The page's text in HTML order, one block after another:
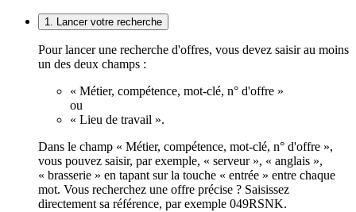
1. Lancer votre recherche
Pour lancer une recherche d'offres, vous devez saisir au moins
un des deux champs :
« Métier, compétence, mot-clé, n° d'offre »
ou
« Lieu de travail ».
Dans le champ « Métier, compétence, mot-clé, n° d'offre »,
vous pouvez saisir, par exemple, « serveur », « anglais »,
« brasserie » en tapant sur la touche « entrée » entre chaque
mot. Vous recherchez une offre précise ? Saisissez
directement sa référence, par exemple 049RSNK.